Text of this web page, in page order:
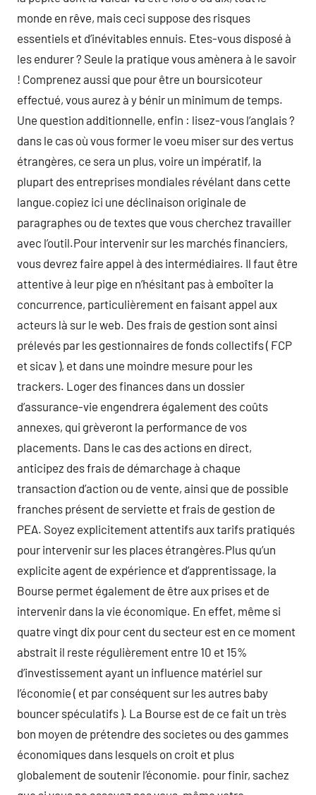
monde en rêve, mais ceci suppose des risques
essentiels et d’inévitables ennuis. Etes-vous disposé à
les endurer ? Seule la pratique vous amènera à le savoir
! Comprenez aussi que pour être un boursicoteur
effectué, vous aurez à y bénir un minimum de temps.
Une question additionnelle, enfin : lisez-vous l’anglais ?
dans le cas où vous former le voeu miser sur des vertus
étrangères, ce sera un plus, voire un impératif, la
plupart des entreprises mondiales révélant dans cette
langue.copiez ici une déclinaison originale de
paragraphes ou de textes que vous cherchez travailler
avec l’outil.Pour intervenir sur les marchés financiers,
vous devrez faire appel à des intermédiaires. Il faut être
attentive à leur pige en n’hésitant pas à emboîter la
concurrence, particulièrement en faisant appel aux
acteurs là sur le web. Des frais de gestion sont ainsi
prélevés par les gestionnaires de fonds collectifs ( FCP
et sicav ), et dans une moindre mesure pour les
trackers. Loger des finances dans un dossier
d’assurance-vie engendrera également des coûts
annexes, qui grèveront la performance de vos
placements. Dans le cas des actions en direct,
anticipez des frais de démarchage à chaque
transaction d’action ou de vente, ainsi que de possible
franches présent de serviette et frais de gestion de
PEA. Soyez explicitement attentifs aux tarifs pratiqués
pour intervenir sur les places étrangères.Plus qu’un
explicite agent de expérience et d’apprentissage, la
Bourse permet également de être aux prises et de
intervenir dans la vie économique. En effet, même si
quatre vingt dix pour cent du secteur est en ce moment
abstrait il reste régulièrement entre 10 et 15%
d’investissement ayant un influence matériel sur
l’économie ( et par conséquent sur les autres baby
bouncer spéculatifs ). La Bourse est de ce fait un très
bon moyen de prétendre des societes ou des gammes
économiques dans lesquels on croit et plus
globalement de soutenir l’économie. pour finir, sachez